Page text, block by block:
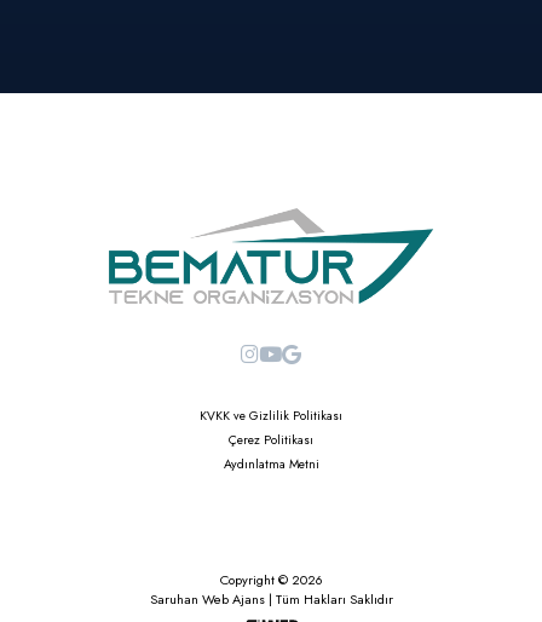
KVKK ve Gizlilik Politikası
Çerez Politikası
Aydınlatma Metni
Copyright © 2026
Saruhan Web Ajans | Tüm Hakları Saklıdır